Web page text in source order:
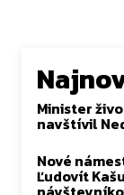
Minister
navštívil
Nové
Ľudovít